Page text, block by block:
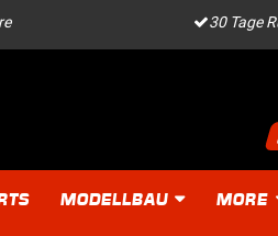
30 Tage
MODELLBAU MORE